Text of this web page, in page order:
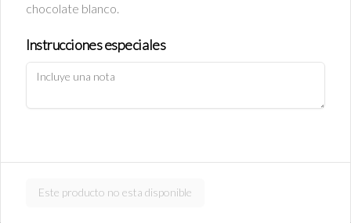
S/ 11.90
Política de Cookies
Haga clic en Aceptar para permitir que Justo use cookies a fin
chocolate blanco.
Instrucciones especiales
Este producto no esta disponible